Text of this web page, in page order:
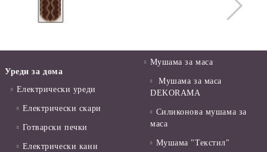
Уреди за дома
Електрически уреди
Електрически скари
Готварски печки
Електрически кани
Мушама за маса
Мушама за маса
DEKORAMA
Силиконова мушама за
маса
Мушама "Текстил"